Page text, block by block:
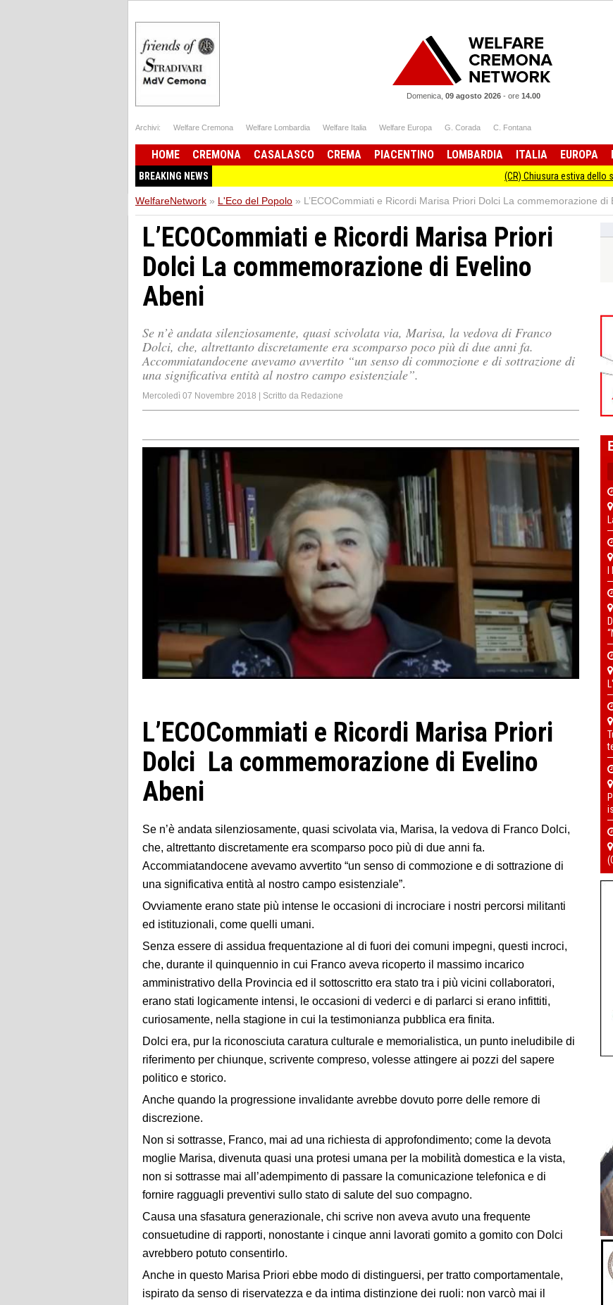
Domenica, 09 agosto 2026 - ore 14.00
Archivi: Welfare Cremona Welfare Lombardia Welfare Italia Welfare Europa G. Corada C. Fontana
HOME CREMONA CASALASCO CREMA PIACENTINO LOMBARDIA ITALIA EUROPA
BREAKING NEWS (CR) Chiusura estiva dello sportello
WelfareNetwork » L'Eco del Popolo » L’ECOCommiati e Ricordi Marisa Priori Dolci La commemorazione di
L’ECOCommiati e Ricordi Marisa Priori
Dolci La commemorazione di Evelino
Abeni
Se n’è andata silenziosamente, quasi scivolata via, Marisa, la vedova di Franco
Dolci, che, altrettanto discretamente era scomparso poco più di due anni fa.
Accommiatandocene avevamo avvertito “un senso di commozione e di sottrazione di
una significativa entità al nostro campo esistenziale”.
Mercoledì 07 Novembre 2018 | Scritto da Redazione
L’ECOCommiati e Ricordi Marisa Priori
Dolci La commemorazione di Evelino
Abeni
Se n’è andata silenziosamente, quasi scivolata via, Marisa, la vedova di Franco Dolci,
che, altrettanto discretamente era scomparso poco più di due anni fa.
Accommiatandocene avevamo avvertito “un senso di commozione e di sottrazione di
una significativa entità al nostro campo esistenziale”.
Ovviamente erano state più intense le occasioni di incrociare i nostri percorsi militanti
ed istituzionali, come quelli umani.
Senza essere di assidua frequentazione al di fuori dei comuni impegni, questi incroci,
che, durante il quinquennio in cui Franco aveva ricoperto il massimo incarico
amministrativo della Provincia ed il sottoscritto era stato tra i più vicini collaboratori,
erano stati logicamente intensi, le occasioni di vederci e di parlarci si erano infittiti,
curiosamente, nella stagione in cui la testimonianza pubblica era finita.
Dolci era, pur la riconosciuta caratura culturale e memorialistica, un punto ineludibile di
riferimento per chiunque, scrivente compreso, volesse attingere ai pozzi del sapere
politico e storico.
Anche quando la progressione invalidante avrebbe dovuto porre delle remore di
discrezione.
Non si sottrasse, Franco, mai ad una richiesta di approfondimento; come la devota
moglie Marisa, divenuta quasi una protesi umana per la mobilità domestica e la vista,
non si sottrasse mai all’adempimento di passare la comunicazione telefonica e di
fornire ragguagli preventivi sullo stato di salute del suo compagno.
Causa una sfasatura generazionale, chi scrive non aveva avuto una frequente
consuetudine di rapporti, nonostante i cinque anni lavorati gomito a gomito con Dolci
avrebbero potuto consentirlo.
Anche in questo Marisa Priori ebbe modo di distinguersi, per tratto comportamentale,
ispirato da senso di riservatezza e da intima distinzione dei ruoli: non varcò mai il